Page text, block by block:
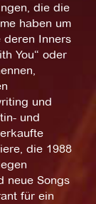
die die
haben um
deren Inners
You“ oder
und
und
die 1988
neue Songs
für ein